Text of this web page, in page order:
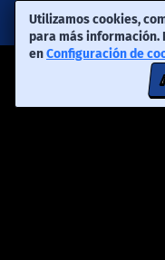
Utilizamos cookies,
para más información.
enConfiguración de